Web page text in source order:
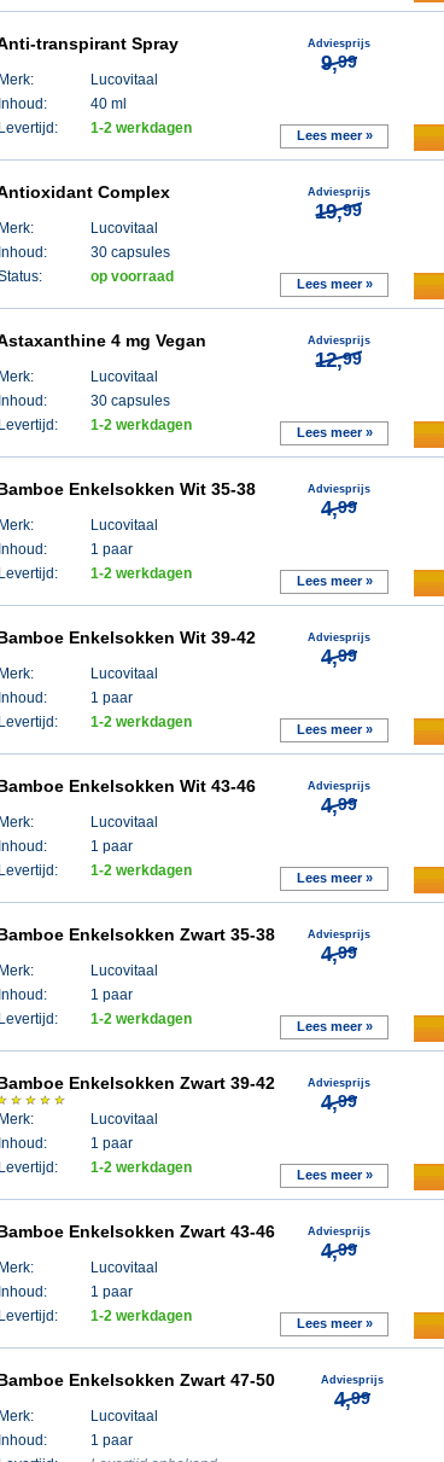
transpirant Spray
Merk:
Lucovitaal
Inhoud:
40 ml
Levertijd:
1-2 werkdagen
Adviesprijs
9,99
Lees meer »
Complex
Merk:
Lucovitaal
Inhoud:
30 capsules
op voorraad
Adviesprijs
19,99
Lees meer »
4 mg Vegan
Merk:
Lucovitaal
Inhoud:
30 capsules
Levertijd:
1-2 werkdagen
Adviesprijs
12,99
Lees meer »
Enkelsokken Wit 35-38
Merk:
Lucovitaal
Inhoud:
1 paar
Levertijd:
1-2 werkdagen
Adviesprijs
4,99
Lees meer »
Enkelsokken Wit 39-42
Merk:
Lucovitaal
Inhoud:
1 paar
Levertijd:
1-2 werkdagen
Adviesprijs
4,99
Lees meer »
Enkelsokken Wit 43-46
Merk:
Lucovitaal
Inhoud:
1 paar
Levertijd:
1-2 werkdagen
Adviesprijs
4,99
Lees meer »
Enkelsokken Zwart 35-38
Merk:
Lucovitaal
Inhoud:
1 paar
Levertijd:
1-2 werkdagen
Adviesprijs
4,99
Lees meer »
Enkelsokken Zwart 39-42
Merk:
Lucovitaal
Inhoud:
1 paar
Levertijd:
1-2 werkdagen
Adviesprijs
4,99
Lees meer »
Enkelsokken Zwart 43-46
Merk:
Lucovitaal
Inhoud:
1 paar
Levertijd:
1-2 werkdagen
Adviesprijs
4,99
Lees meer »
Enkelsokken Zwart 47-50
Merk:
Lucovitaal
Inhoud:
1 paar
Adviesprijs
4,99